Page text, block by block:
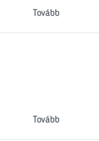
Tovább
Tovább